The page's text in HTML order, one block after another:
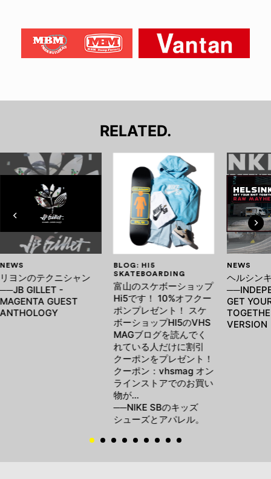
RELATED.
NEWS
リヨンのテクニシャン
──JB GILLET -
MAGENTA GUEST
ANTHOLOGY
BLOG: HI5
SKATEBOARDING
富山のスケボーショップ
Hi5です！ 10%オフクー
ポンプレゼント！ スケ
ボーショップHI5のVHS
MAGブログを読んでく
れている人だけに割引
クーポンをプレゼント！
クーポン：vhsmag オン
ラインストアでのお買い
物が…
──NIKE SBのキッズ
シューズとアパレル。
NEWS
ヘルシン
GET
VERSION